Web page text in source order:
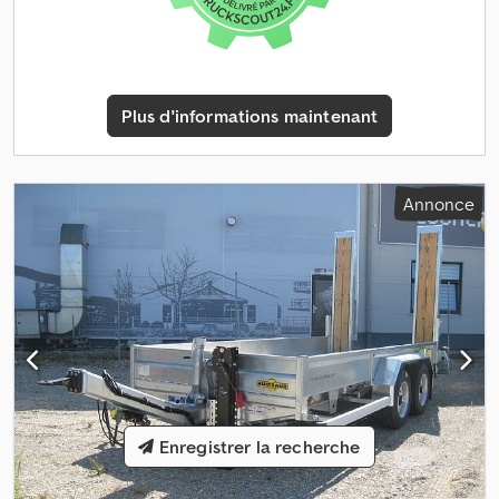
modifications !* *Prix valable à partir de D-86368 - Gersthofen*
*Vente uniquement aux clients professionnels !* *Les images
peuvent inclure/afficher des accessoires moyennant un
Plus d'informations maintenant
Annonce
Enregistrer la recherche